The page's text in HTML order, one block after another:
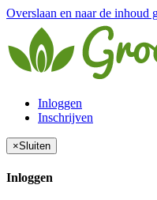
Overslaan en naar de inhoud
Inloggen
Inschrijven
×Sluiten
Inloggen